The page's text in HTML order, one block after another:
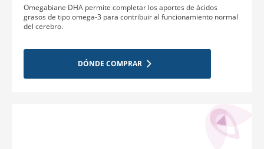
Omegabiane DHA permite completar los aportes de ácidos
grasos de tipo omega-3 para contribuir al funcionamiento normal
del cerebro.
DÓNDE COMPRAR